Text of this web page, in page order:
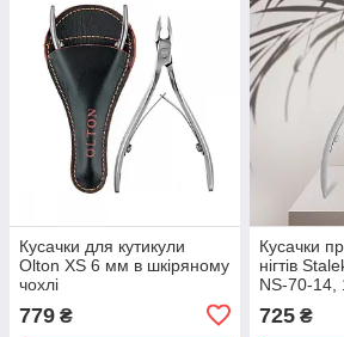
Кусачки для кутикули
Olton XS 6 мм в шкіряному
чохлі
779 ₴
Кусачки
нігтів
NS-70-14,
725₴